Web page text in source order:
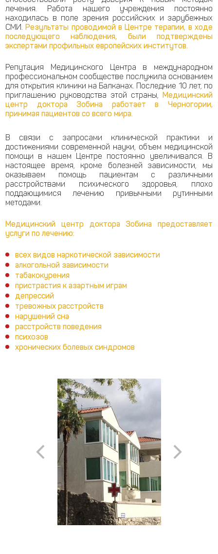
лечения. Работа нашего учреждения постоянно
находилась в поле зрения российских и зарубежных
СМИ.Результаты проводимой в Центре терапии, в ходе
последующего наблюдения, были подтверждены
экспертами профильных европейских институтов.
Репутация Медицинского Центра в международном
профессиональном сообществе послужила основанием
для открытия клиники на Балканах. Последние 10 лет, по
приглашению руководства этой страны, Медицинский
центр доктора Зобина работает в Черногории,
принимая пациентов со всего мира.
В связи с запросами клинической практики и
достижениями современной науки, объем медицинской
помощи в нашем Центре постоянно увеличивался. В
настоящее время, кроме болезней зависимости, мы
оказываем помощь пациентам с различными
расстройствами психического здоровья, плохо
поддающимися лечению привычными рутинными
методами.
Медицинский центр доктора Зобина предоставляет
услуги по лечению:
всех видов наркотической зависимости
алкогольной зависимости
табакокурения
пристрастия к азартным играм
депрессий
тревожных расстройств
нарушений сна
расстройств поведения
психозов
хронических болевых синдромов